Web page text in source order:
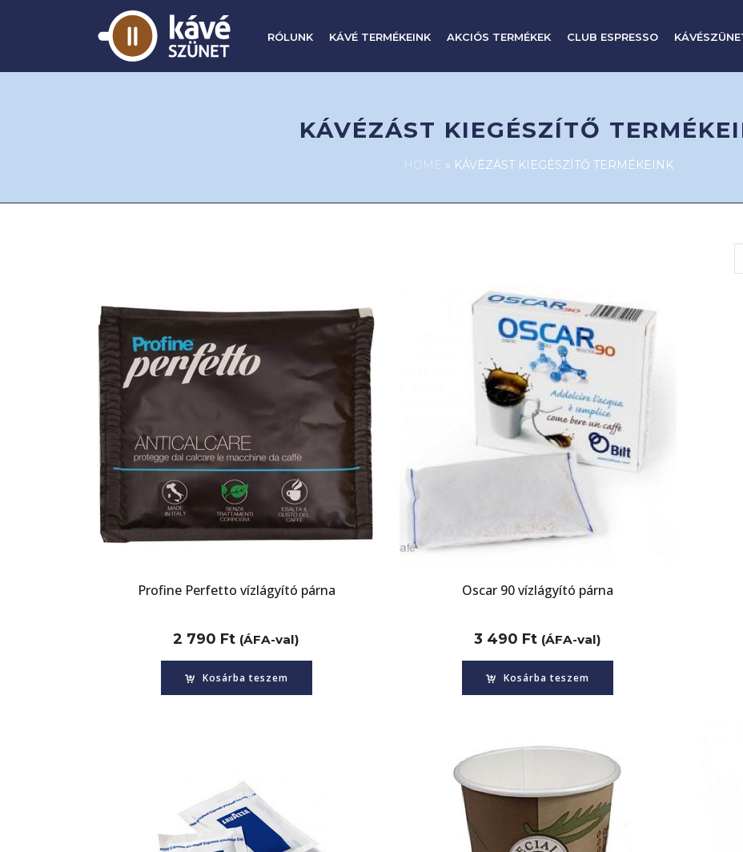
RÓLUNK KÁVÉ TERMÉKEINK AKCIÓS TERMÉKEK CLUB ESPRESSO
KÁVÉZÁST KIEGÉSZÍTŐ
HOME » KÁVÉZÁST KIEGÉSZÍTŐ TERMÉKEINK
Profine Perfetto vízlágyító párna
2 790 Ft (ÁFA-val)
Kosárba teszem
Oscar 90 vízlágyító párna
3 490 Ft (ÁFA-val)
Kosárba teszem